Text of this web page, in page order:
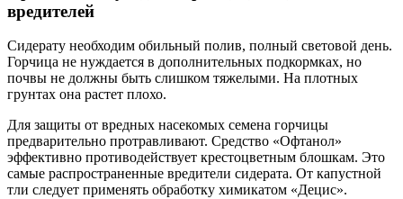
вредителей
Сидерату необходим обильный полив, полный световой день.
Горчица не нуждается в дополнительных подкормках, но
почвы не должны быть слишком тяжелыми. На плотных
грунтах она растет плохо.
Для защиты от вредных насекомых семена горчицы
предварительно протравливают. Средство «Офтанол»
эффективно противодействует крестоцветным блошкам. Это
самые распространенные вредители сидерата. От капустной
тли следует применять обработку химикатом «Децис».